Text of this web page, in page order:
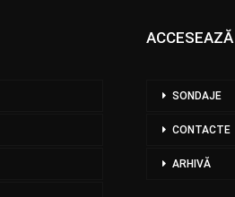
ACCESEAZĂ
SONDAJE
CONTACTE
ARHIVĂ